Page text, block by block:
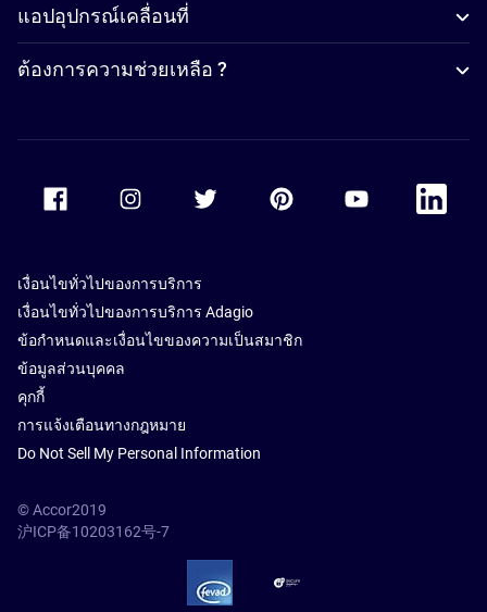
แอปอุปกรณ์เคลื่อนที่
ต้องการความช่วยเหลือ ?
Accor Youtube
Accor
เงื่อนไขทั่วไปของการบริการ
เงื่อนไขทั่วไปของการบริการ Adagio
ข้อกำหนดและเงื่อนไขของความเป็นสมาชิก
ข้อมูลส่วนบุคคล
คุกกี้
การแจ้งเตือนทางกฎหมาย
Do Not Sell My Personal Information
© Accor2019
沪ICP备10203162号-7